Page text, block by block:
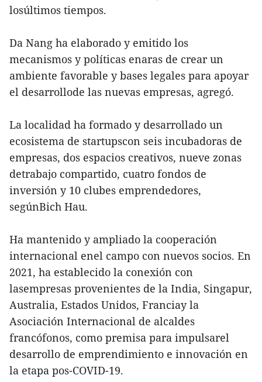
losúltimos tiempos.
Da Nang ha elaborado y emitido los
mecanismos y políticas enaras de crear un
ambiente favorable y bases legales para apoyar
el desarrollode las nuevas empresas, agregó.
La localidad ha formado y desarrollado un
ecosistema de startupscon seis incubadoras de
empresas, dos espacios creativos, nueve zonas
detrabajo compartido, cuatro fondos de
inversión y 10 clubes emprendedores,
segúnBich Hau.
Ha mantenido y ampliado la cooperación
internacional enel campo con nuevos socios. En
2021, ha establecido la conexión con
lasempresas provenientes de la India, Singapur,
Australia, Estados Unidos, Franciay la
Asociación Internacional de alcaldes
francófonos, como premisa para impulsarel
desarrollo de emprendimiento e innovación en
la etapa pos-COVID-19.